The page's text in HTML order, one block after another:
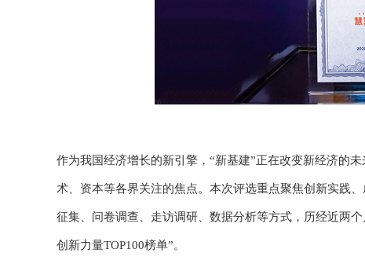
作为我国经济增长的新引擎，“新基建”正在改变新经济的
术、资本等各界关注的焦点。本次评选重点聚焦创新实践
征集、问卷调查、走访调研、数据分析等方式，历经近两
创新力量TOP100榜单”。